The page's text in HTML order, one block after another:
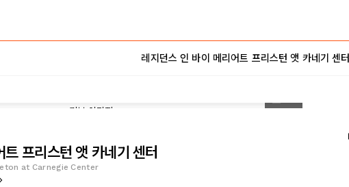
레지던스 인 바이 메리어트 프리스턴 앳 카네기 센터
프리스턴 앳 카네기 센터
at Carnegie Center